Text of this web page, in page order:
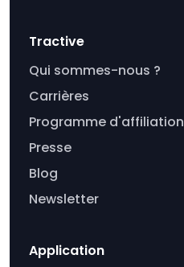
Tractive
Qui sommes-nous ?
Carrières
Programme d'affiliation
Presse
Blog
Newsletter
Application